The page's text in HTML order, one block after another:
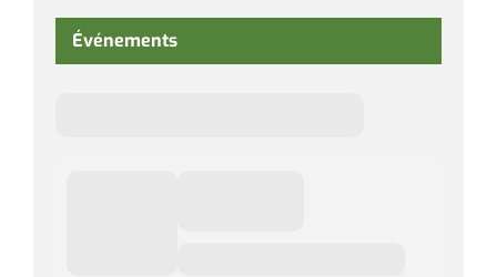
Événements